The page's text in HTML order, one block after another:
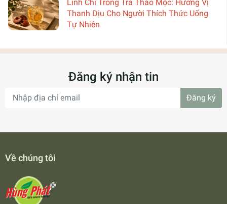
Linh Chi Trong Trà Thảo Mộc: Hương Vị
Thanh Dịu Cho Người Thích Thức Uống
Tự Nhiên
Đăng ký nhận tin
Đăng ký
Về chúng tôi